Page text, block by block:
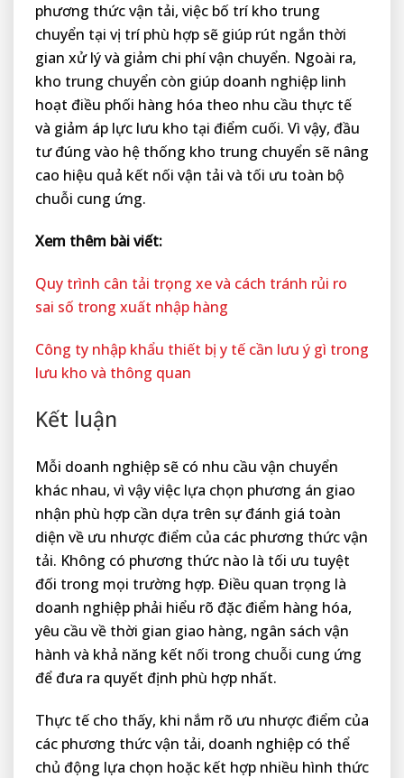
phương thức vận tải, việc bố trí kho trung
chuyển tại vị trí phù hợp sẽ giúp rút ngắn thời
gian xử lý và giảm chi phí vận chuyển. Ngoài ra,
kho trung chuyển còn giúp doanh nghiệp linh
hoạt điều phối hàng hóa theo nhu cầu thực tế
và giảm áp lực lưu kho tại điểm cuối. Vì vậy, đầu
tư đúng vào hệ thống kho trung chuyển sẽ nâng
cao hiệu quả kết nối vận tải và tối ưu toàn bộ
chuỗi cung ứng.
Xem thêm bài viết:
Quy trình cân tải trọng xe và cách tránh rủi ro
sai số trong xuất nhập hàng
Công ty nhập khẩu thiết bị y tế cần lưu ý gì trong
lưu kho và thông quan
Kết luận
Mỗi doanh nghiệp sẽ có nhu cầu vận chuyển
khác nhau, vì vậy việc lựa chọn phương án giao
nhận phù hợp cần dựa trên sự đánh giá toàn
diện về ưu nhược điểm của các phương thức vận
tải. Không có phương thức nào là tối ưu tuyệt
đối trong mọi trường hợp. Điều quan trọng là
doanh nghiệp phải hiểu rõ đặc điểm hàng hóa,
yêu cầu về thời gian giao hàng, ngân sách vận
hành và khả năng kết nối trong chuỗi cung ứng
để đưa ra quyết định phù hợp nhất.
Thực tế cho thấy, khi nắm rõ ưu nhược điểm của
các phương thức vận tải, doanh nghiệp có thể
chủ động lựa chọn hoặc kết hợp nhiều hình thức